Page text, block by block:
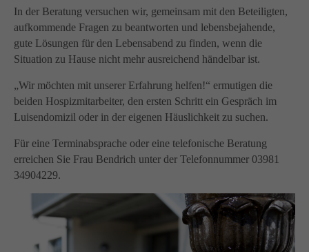
In der Beratung versuchen wir, gemeinsam mit den Beteiligten,
aufkommende Fragen zu beantworten und lebensbejahende,
gute Lösungen für den Lebensabend zu finden, wenn die
Situation zu Hause nicht mehr ausreichend händelbar ist.
„Wir möchten mit unserer Erfahrung helfen!“ ermutigen die
beiden Hospizmitarbeiter, den ersten Schritt ein Gespräch im
Luisendomizil oder in der eigenen Häuslichkeit zu suchen.
Für eine Terminabsprache oder eine telefonische Beratung
erreichen Sie Frau Bendrich unter der Telefonnummer 03981
34904229.